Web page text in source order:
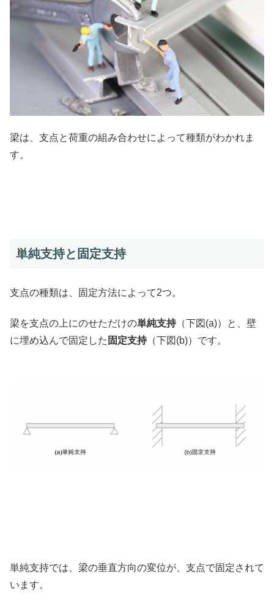
梁は、支点と荷重の組み合わせによって種類がわかれま
す。
単純支持と固定支持
支点の種類は、固定方法によって2つ。
梁を支点の上にのせただけの単純支持（下図(a)）と、壁
に埋め込んで固定した 固定支持（下図(b)）です。
単純支持では、梁の垂直方向の変位が、支点で固定されて
います。